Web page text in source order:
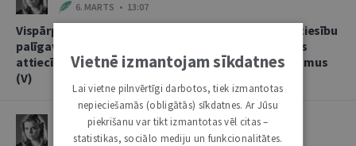
6. MARTS • 13:07
Vispārpieņemtās starptautiskās banku prakses kā tiesību
palīgavota vieta un loma kredītiestāžu savstarpējās
attiecībās, sniedzot korespondentbanku pakalpojumus
(V)
LINDA LIELBRIEDE
20. FEBRUĀRIS • 11:13
Vietnē izmantojam sīkdatnes
Lai vietne pilnvērtīgi darbotos, tiek izmantotas
nepieciešamās (obligātās) sīkdatnes. Ar Jūsu
piekrišanu var tikt izmantotas vēl citas –
statistikas, sociālo mediju un funkcionalitātes.